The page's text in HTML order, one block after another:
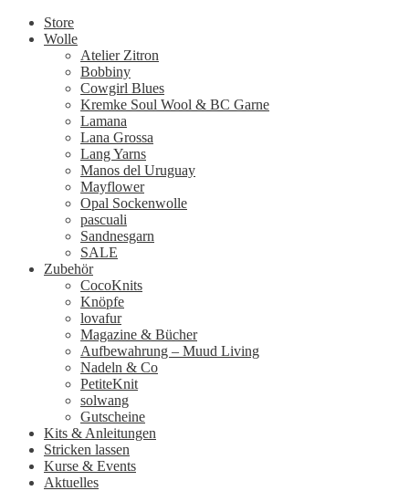
Store
Wolle
Atelier Zitron
Bobbiny
Cowgirl Blues
Kremke Soul Wool & BC Garne
Lamana
Lana Grossa
Lang Yarns
Manos del Uruguay
Mayflower
Opal Sockenwolle
pascuali
Sandnesgarn
SALE
Zubehör
CocoKnits
Knöpfe
lovafur
Magazine & Bücher
Aufbewahrung – Muud Living
Nadeln & Co
PetiteKnit
solwang
Gutscheine
Kits & Anleitungen
Stricken lassen
Kurse & Events
Aktuelles